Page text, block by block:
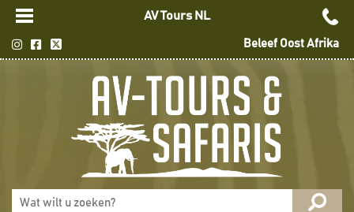
AV Tours NL
Beleef Oost Afrika